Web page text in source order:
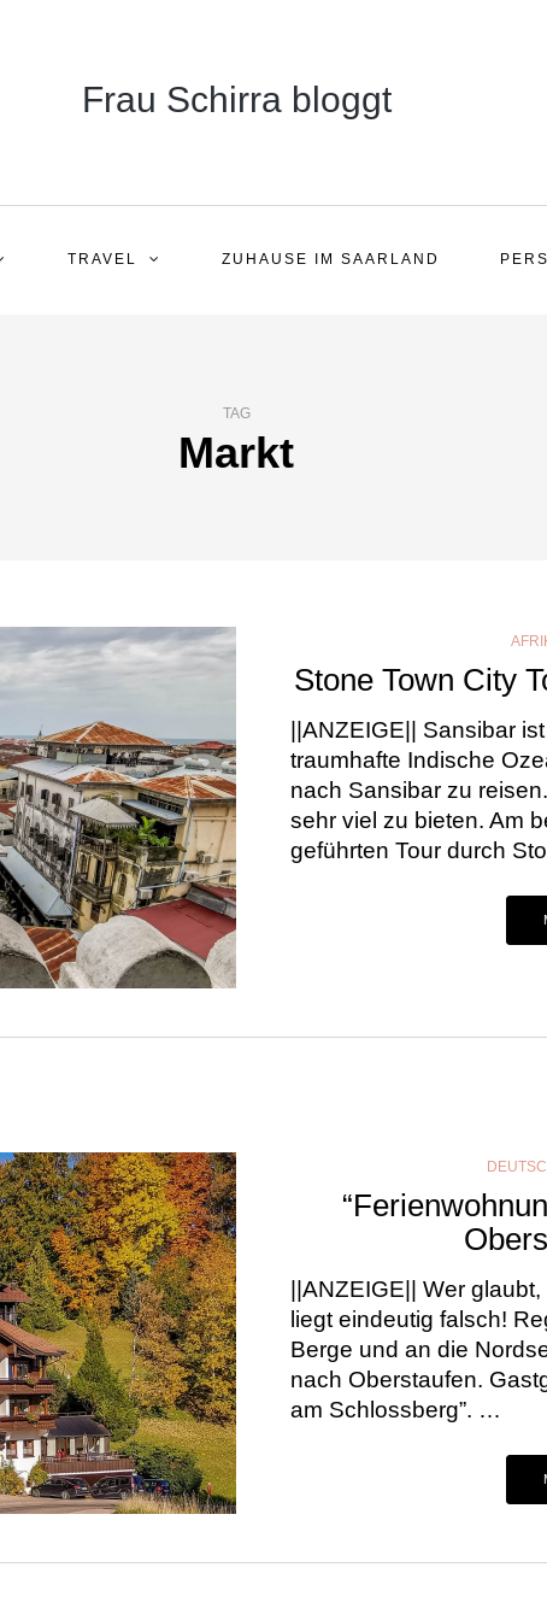
Frau Schirra bloggt
TRAVEL ZUHAUSE IM SAARLAND
TAG
Markt
Stone Town City
||ANZEIGE|| Sansibar
traumhafte Indische
nach Sansibar zu
sehr viel zu bieten. Am
geführten Tour durch
||ANZEIGE|| Wer
liegt eindeutig falsch!
Berge und an die
nach Oberstaufen.
am Schlossberg”. …